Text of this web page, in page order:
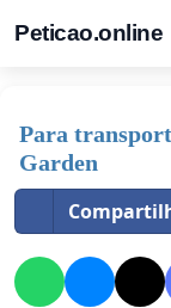
Peticao.online
Para
Garden